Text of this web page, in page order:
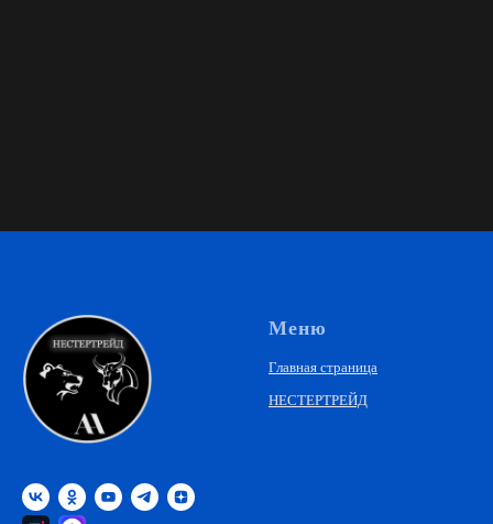
Меню
Главная страница
НЕСТЕРТРЕЙД